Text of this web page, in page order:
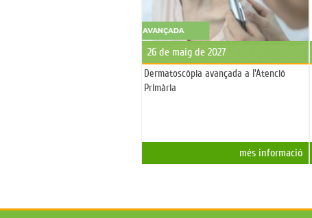
26 de maig de 2027
Dermatoscòpia avançada a l'Atenció
Primària
més informació